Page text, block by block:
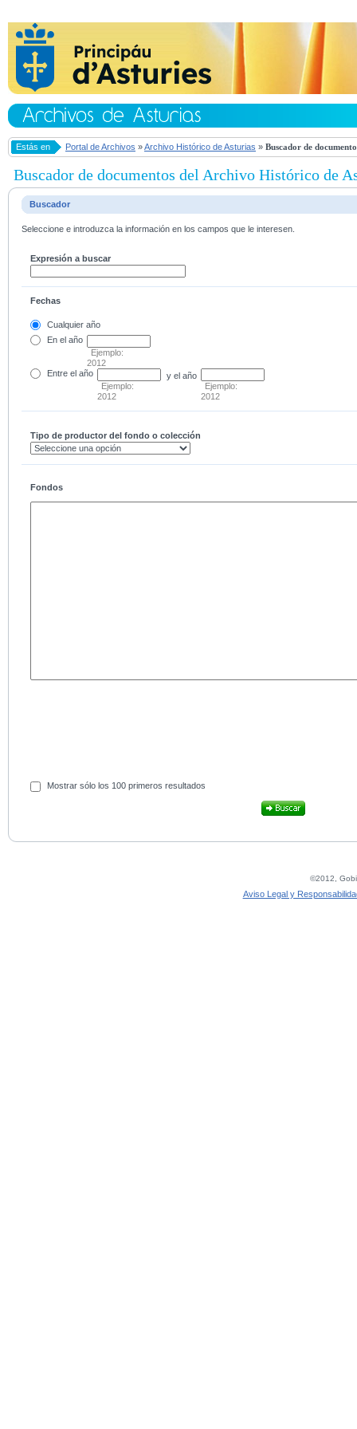
Estás en Portal de Archivos »Archivo Histórico de Asturias » Buscador de
Buscador de documentos del Archivo Histórico de
Buscador
Seleccione e introduzca la información en los campos que le interesen.
Expresión a buscar
Fechas
Cualquier año
En el año
Ejemplo:
2012
Entre el año
Ejemplo:
2012
y el año
Ejemplo:
2012
Tipo de productor del fondo o colección
Fondos
Mostrar sólo los 100 primeros resultados
©2012,
Aviso Legal y